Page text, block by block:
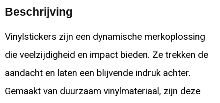
Beschrijving
Vinylstickers zijn een dynamische merkoplossing
die veelzijdigheid en impact bieden. Ze trekken de
aandacht en laten een blijvende indruk achter.
Gemaakt van duurzaam vinylmateriaal, zijn deze